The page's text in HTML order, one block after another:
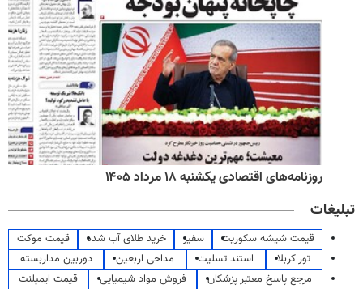
روزنامه‌های اقتصادی یکشنبه ۱۸ مرداد ۱۴۰۵
تبلیغات
قیمت شیشه سکوریت سفیر خرید طلای آب شده
قیمت موکت
تور کربلا
استند تسلیت مداحی اربعین
دوربین مداربسته
مرجع پاسخ معتبر پزشکان
فروش مواد شیمیایی
قیمت ایمپلنت